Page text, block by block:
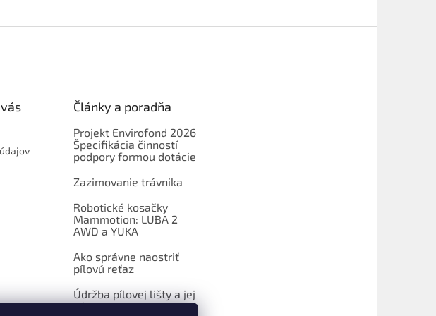
e
Články a poradňa
Projekt Envirofond 2026
Špecifikácia činností
podpory formou dotácie
Zazimovanie trávnika
Robotické kosačky
Mammotion: LUBA 2
AWD a YUKA
Ako správne naostriť
pílovú reťaz
Údržba pílovej lišty a jej
výmena